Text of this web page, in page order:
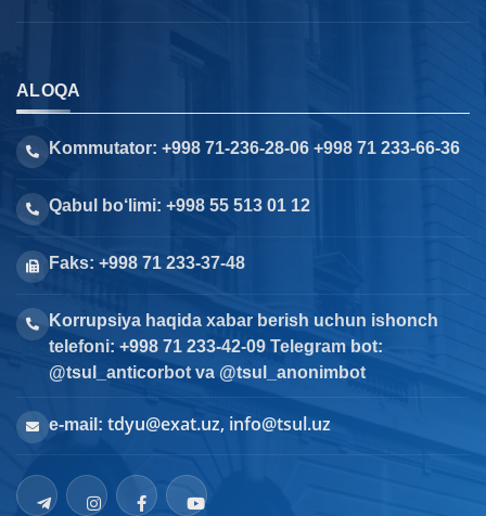
ALOQA
Kommutator: +998 71-236-28-06 +998 71 233-66-36
Qabul bo‘limi: +998 55 513 01 12
Faks: +998 71 233-37-48
Korrupsiya haqida xabar berish uchun ishonch
telefoni: +998 71 233-42-09 Telegram bot:
@tsul_anticorbot va @tsul_anonimbot
e-mail: tdyu@exat.uz, info@tsul.uz